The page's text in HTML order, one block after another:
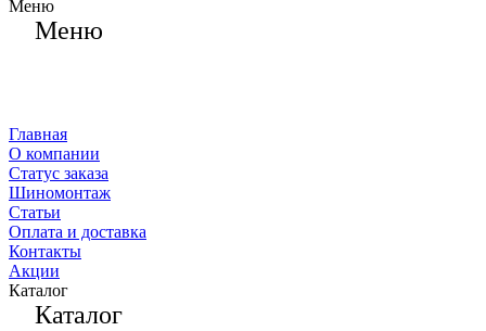
Меню
Меню
Главная
О компании
Статус заказа
Шиномонтаж
Статьи
Оплата и доставка
Контакты
Акции
Каталог
Каталог